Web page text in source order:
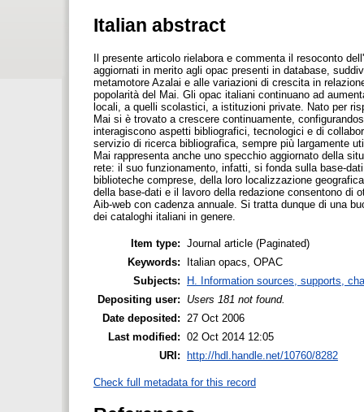
Italian abstract
Il presente articolo rielabora e commenta il resoconto
aggiornati in merito agli opac presenti in database,
metamotore Azalai e alle variazioni di crescita in
popolarità del Mai. Gli opac italiani continuano ad
locali, a quelli scolastici, a istituzioni private. Nato per
Mai si è trovato a crescere continuamente,
interagiscono aspetti bibliografici, tecnologici e di
servizio di ricerca bibliografica, sempre più largamente
Mai rappresenta anche uno specchio aggiornato della
rete: il suo funzionamento, infatti, si fonda sulla base-
biblioteche comprese, della loro localizzazione
della base-dati e il lavoro della redazione consentono
Aib-web con cadenza annuale. Si tratta dunque di una
dei cataloghi italiani in genere.
Item type: Journal article (Paginated)
Keywords:
Italian opacs, OPAC
Subjects:
H. Information sources, supports,
Depositing user:
Users 181 not found.
Date deposited:
27 Oct 2006
Last modified: 02 Oct 2014 12:05
URI:
http://hdl.handle.net/10760/8282
Check full metadata for this record